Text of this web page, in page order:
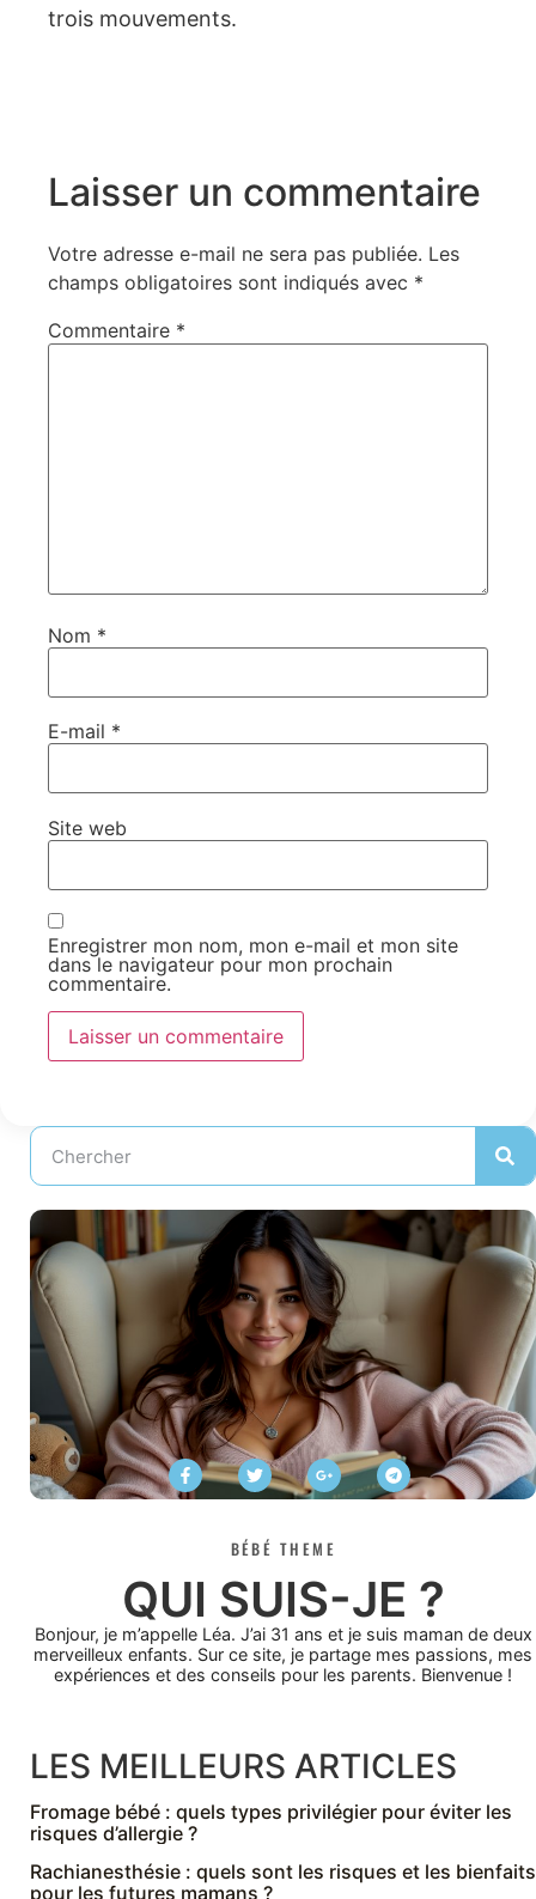
trois mouvements.
Laisser un commentaire
Votre adresse e-mail ne sera pas publiée. Les
champs obligatoires sont indiqués avec *
Commentaire *
Nom *
E-mail *
Site web
Enregistrer mon nom, mon e-mail et mon site
dans le navigateur pour mon prochain
commentaire.
BÉBÉ THEME
QUI SUIS-JE ?
Bonjour, je m’appelle Léa. J’ai 31 ans et je suis maman de deux
merveilleux enfants. Sur ce site, je partage mes passions, mes
expériences et des conseils pour les parents. Bienvenue !
LES MEILLEURS ARTICLES
Fromage bébé : quels types privilégier pour éviter les
risques d’allergie ?
Rachianesthésie : quels sont les risques et les bienfaits
pour les futures mamans ?